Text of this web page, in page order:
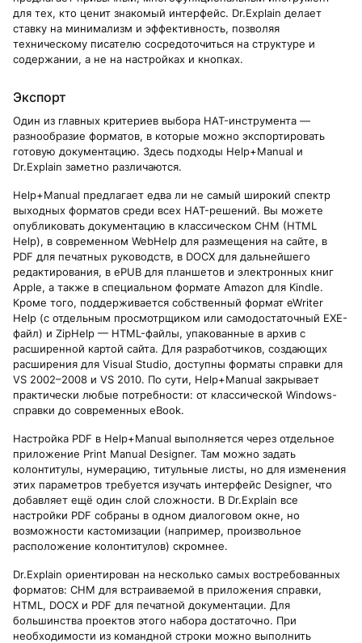
для тех, кто ценит знакомый интерфейс. Dr.Explain делает
ставку на минимализм и эффективность, позволяя
техническому писателю сосредоточиться на структуре и
содержании, а не на настройках и кнопках.
Экспорт
Один из главных критериев выбора HAT-инструмента —
разнообразие форматов, в которые можно экспортировать
готовую документацию. Здесь подходы Help+Manual и
Dr.Explain заметно различаются.
Help+Manual предлагает едва ли не самый широкий спектр
выходных форматов среди всех HAT-решений. Вы можете
опубликовать документацию в классическом CHM (HTML
Help), в современном WebHelp для размещения на сайте, в
PDF для печатных руководств, в DOCX для дальнейшего
редактирования, в ePUB для планшетов и электронных книг
Apple, а также в специальном формате Amazon для Kindle.
Кроме того, поддерживается собственный формат eWriter
Help (с отдельным просмотрщиком или самодостаточный EXE-
файл) и ZipHelp — HTML-файлы, упакованные в архив с
расширенной картой сайта. Для разработчиков, создающих
расширения для Visual Studio, доступны форматы справки для
VS 2002–2008 и VS 2010. По сути, Help+Manual закрывает
практически любые потребности: от классической Windows-
справки до современных eBook.
Настройка PDF в Help+Manual выполняется через отдельное
приложение Print Manual Designer. Там можно задать
колонтитулы, нумерацию, титульные листы, но для изменения
этих параметров требуется изучать интерфейс Designer, что
добавляет ещё один слой сложности. В Dr.Explain все
настройки PDF собраны в одном диалоговом окне, но
возможности кастомизации (например, произвольное
расположение колонтитулов) скромнее.
Dr.Explain ориентирован на несколько самых востребованных
форматов: CHM для встраиваемой в приложения справки,
HTML, DOCX и PDF для печатной документации. Для
большинства проектов этого набора достаточно. При
необходимости из командной строки можно выполнить